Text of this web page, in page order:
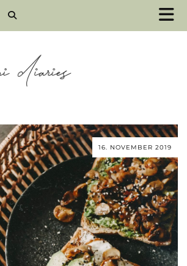
16. NOVEMBER 2019